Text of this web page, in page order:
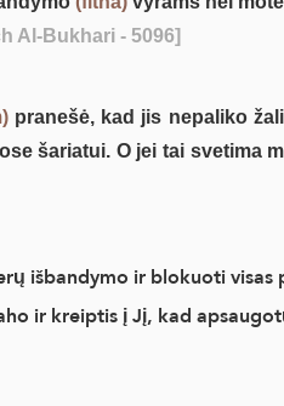
Al-Bukhari - 5096]
pranešė, kad jis nepaliko
šariatui. O jei tai svetima
išbandymo ir blokuoti
ir kreiptis į Jį, kad